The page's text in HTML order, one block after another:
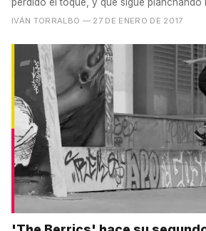
perdido el toque, y que sigue planchando
IVÁN TORRALBO — 27 DE ENERO DE 2017